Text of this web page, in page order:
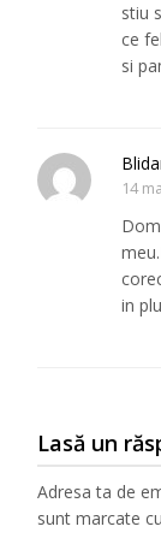
stiu
ce
si
14
in
Lasă un
Adresa ta de
sunt marcate